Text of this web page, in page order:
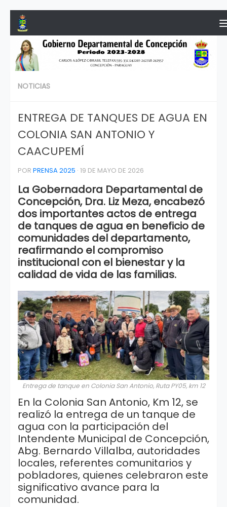
Saltar al contenido
NOTICIAS
ENTREGA DE TANQUES DE AGUA EN
COLONIA SAN ANTONIO Y
CAACUPEMÍ
POR PRENSA 2025 · 19 DE MAYO DE 2026
La Gobernadora Departamental de
Concepción, Dra. Liz Meza, encabezó
dos importantes actos de entrega
de tanques de agua en beneficio de
comunidades del departamento,
reafirmando el compromiso
institucional con el bienestar y la
calidad de vida de las familias.
Entrega de tanque en Colonia San Antonio, Ruta PY05, km 12
En la Colonia San Antonio, Km 12, se
realizó la entrega de un tanque de
agua con la participación del
Intendente Municipal de Concepción,
Abg. Bernardo Villalba, autoridades
locales, referentes comunitarios y
pobladores, quienes celebraron este
significativo avance para la
comunidad.